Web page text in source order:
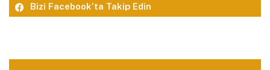
Bizi Facebook’ta Takip Edin